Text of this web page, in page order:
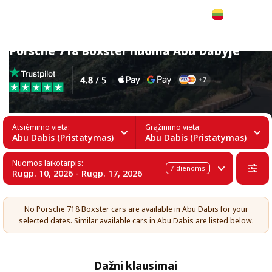
Porsche 718 Boxster nuoma Abu Dabyje
Atsiėmimo vieta:
Abu Dabis (Pristatymas)
Grąžinimo vieta:
Abu Dabis (Pristatymas)
Nuomos laikotarpis:
Rugp. 10, 2026 - Rugp. 17, 2026 7 dienoms
No Porsche 718 Boxster cars are available in Abu Dabis for your
selected dates. Similar available cars in Abu Dabis are listed below.
Dažni klausimai